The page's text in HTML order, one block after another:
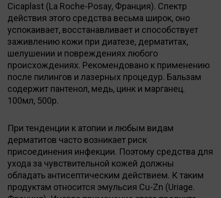
Cicaplast (La Roche-Posay, Франция). Спектр
действия этого средства весьма широк, оно
успокаивает, восстанавливает и способствует
заживлению кожи при диатезе, дерматитах,
шелушении и повреждениях любого
происхождениях. Рекомендовано к применению
после пилингов и лазерных процедур. Бальзам
содержит пантенол, медь, цинк и марганец.
100мл, 500р.
При тенденции к атопии и любым видам
дерматитов часто возникает риск
присоединения инфекции. Поэтому средства для
ухода за чувствительной кожей должны
обладать антисептическим действием. К таким
продуктам относится эмульсия Cu-Zn (Uriage.